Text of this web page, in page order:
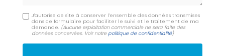
J'autorise ce site à conserver l'ensemble des données transmises
dans ce formulaire pour faciliter le suivi et le traitement de ma
demande. (Aucune exploitation commerciale ne sera faite des
données concervées. Voir notrepolitique de confidentialité)